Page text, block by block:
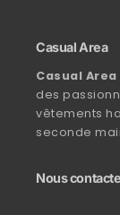
Casual Area
Casual Area
des
vêtements
seconde
Nous